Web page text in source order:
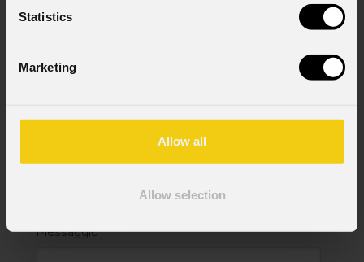
Statistics
Marketing
Allow all
Allow selection
Nome Azienda
Cell.
Messaggio